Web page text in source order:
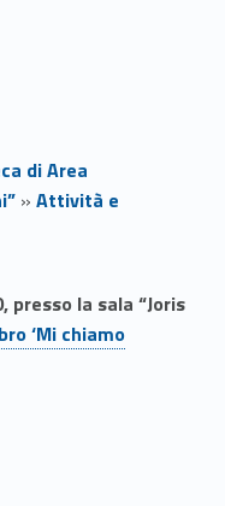
di Area
» Attività e
presso la sala “Joris
‘Mi chiamo